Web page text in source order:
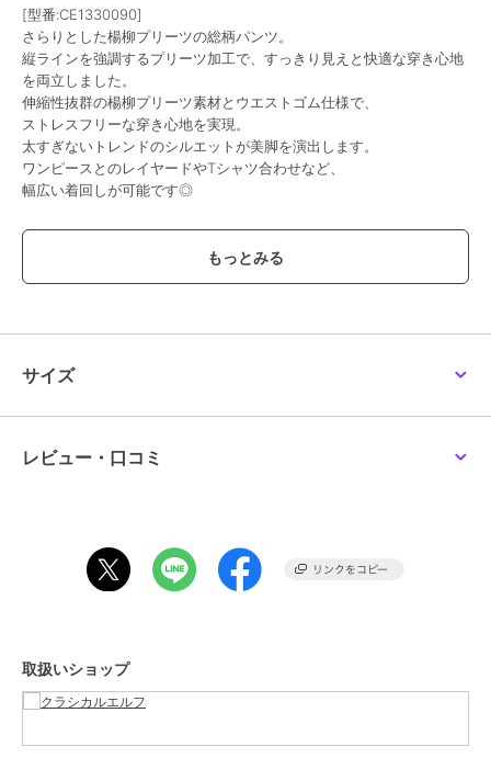
[型番:CE1330090]
さらりとした楊柳プリーツの総柄パンツ。
縦ラインを強調するプリーツ加工で、すっきり見えと快適な穿き心地
を両立しました。
伸縮性抜群の楊柳プリーツ素材とウエストゴム仕様で、
ストレスフリーな穿き心地を実現。
太すぎないトレンドのシルエットが美脚を演出します。
ワンピースとのレイヤードやTシャツ合わせなど、
幅広い着回しが可能です◎
■point
・ウエストゴム仕様
■detail
太すぎないトレンドシルエットに縦ラインを強調するプリーツ加工を
さらりとした肌触りの楊柳プリーツ素材。
伸縮性が高く、軽やかな穿き心地が特徴です。
す。
本製品の特性としてお楽しみください。
サイズ
レビュー・口コミ
取扱いショップ